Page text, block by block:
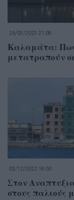
26/03/2023 21:08
Καλαμάτα: Πως
μετατραπούν
02/12/2022 18:00
Στον
στους παλιούς